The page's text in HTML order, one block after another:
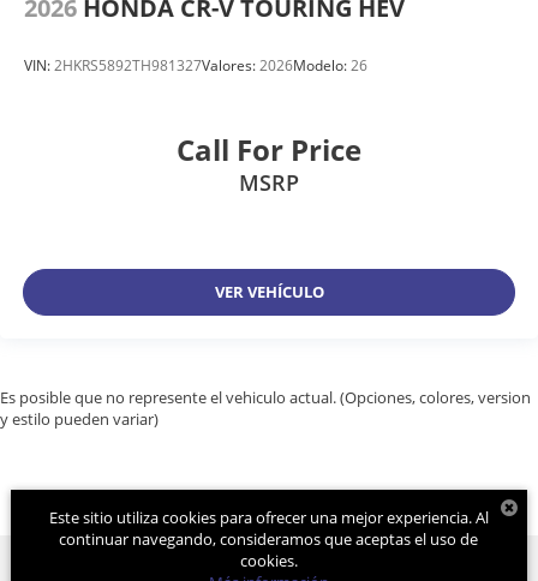
2026 HONDA CR-V TOURING HEV
VIN:2HKRS5892TH981327Valores:2026Modelo:26
Call For Price
MSRP
VER VEHÍCULO
Es posible que no represente el vehiculo actual. (Opciones, colores, version
y estilo pueden variar)
Este sitio utiliza cookies para ofrecer una mejor experiencia. Al
continuar navegando, consideramos que aceptas el uso de
cookies.